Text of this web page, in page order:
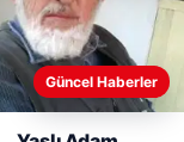
Güncel Haberler